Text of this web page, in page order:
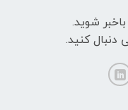
شوید.
دنبال کنید.